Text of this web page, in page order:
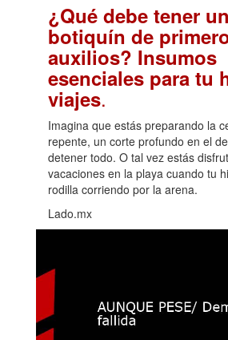
¿Qué debe tener un
botiquín de
auxilios? Insumos
esenciales para tu
viajes.
Imagina que estás preparando la
repente, un corte profundo en el
detener todo. O tal vez estás
vacaciones en la playa cuando tu
rodilla corriendo por la arena.
Lado.mx